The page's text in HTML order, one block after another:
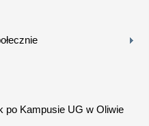
po Kampusie UG w Oliwie